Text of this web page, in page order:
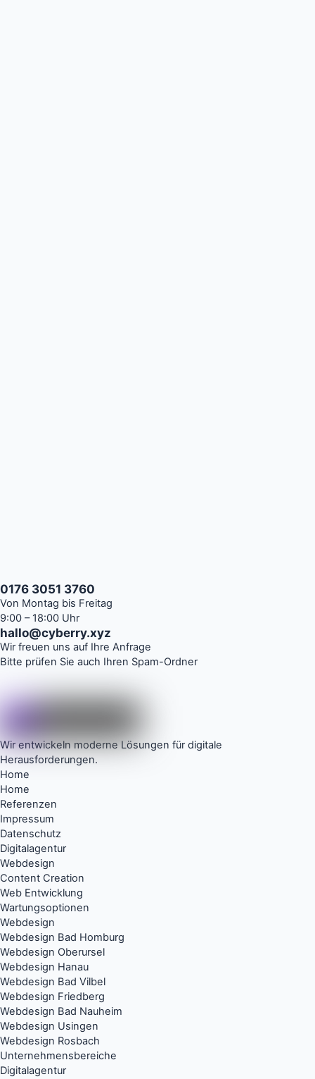
0176 3051 3760
Von Montag bis Freitag
9:00 – 18:00 Uhr
hallo@cyberry.xyz
Wir freuen uns auf Ihre Anfrage
Bitte prüfen Sie auch Ihren Spam-Ordner
Wir entwickeln moderne Lösungen für digitale
Herausforderungen.
Home
Home
Referenzen
Impressum
Datenschutz
Digitalagentur
Webdesign
Content Creation
Web Entwicklung
Wartungsoptionen
Webdesign
Webdesign Bad Homburg
Webdesign Oberursel
Webdesign Hanau
Webdesign Bad Vilbel
Webdesign Friedberg
Webdesign Bad Nauheim
Webdesign Usingen
Webdesign Rosbach
Unternehmensbereiche
Digitalagentur